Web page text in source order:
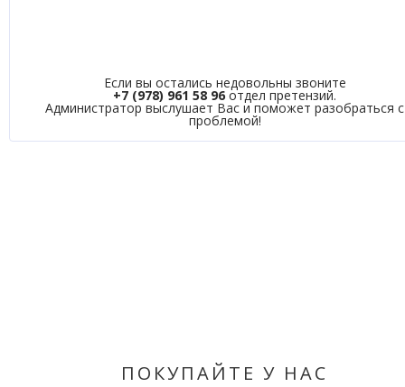
Если вы остались недовольны звоните
+7 (978) 961 58 96 отдел претензий.
Администратор выслушает Вас и поможет разобраться с
проблемой!
ПОКУПАЙТЕ У НАС